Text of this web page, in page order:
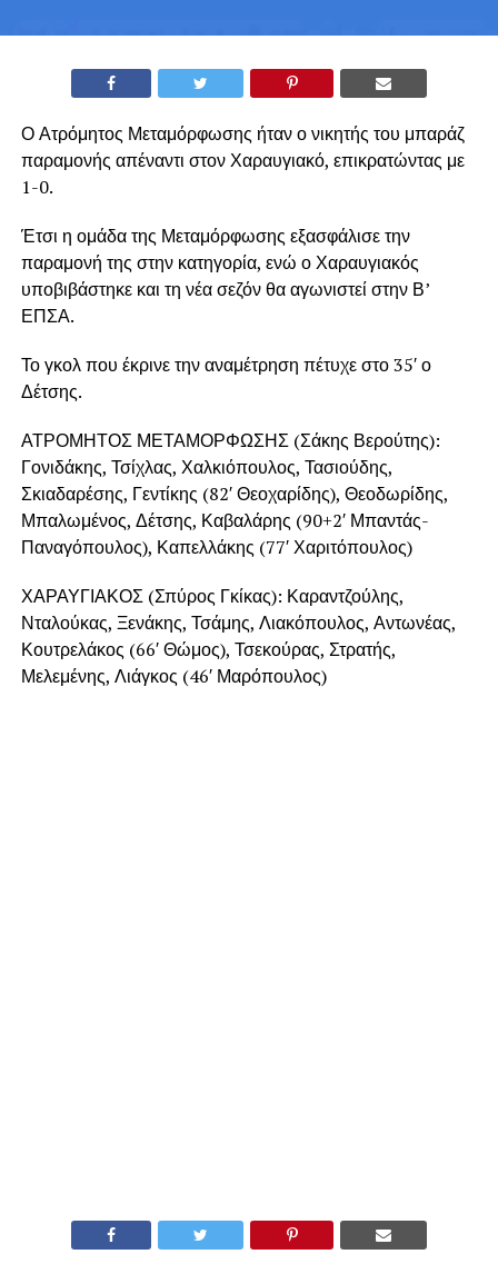
Ο Ατρόμητος Μεταμόρφωσης ήταν ο νικητής του μπαράζ
παραμονής απέναντι στον Χαραυγιακό, επικρατώντας με
1-0.
Έτσι η ομάδα της Μεταμόρφωσης εξασφάλισε την
παραμονή της στην κατηγορία, ενώ ο Χαραυγιακός
υποβιβάστηκε και τη νέα σεζόν θα αγωνιστεί στην Β’
ΕΠΣΑ.
Το γκολ που έκρινε την αναμέτρηση πέτυχε στο 35′ ο
Δέτσης.
ΑΤΡΟΜΗΤΟΣ ΜΕΤΑΜΟΡΦΩΣΗΣ (Σάκης Βερούτης):
Γονιδάκης, Τσίχλας, Χαλκιόπουλος, Τασιούδης,
Σκιαδαρέσης, Γεντίκης (82′ Θεοχαρίδης), Θεοδωρίδης,
Μπαλωμένος, Δέτσης, Καβαλάρης (90+2′ Μπαντάς-
Παναγόπουλος), Καπελλάκης (77′ Χαριτόπουλος)
ΧΑΡΑΥΓΙΑΚΟΣ (Σπύρος Γκίκας): Καραντζούλης,
Νταλούκας, Ξενάκης, Τσάμης, Λιακόπουλος, Αντωνέας,
Κουτρελάκος (66′ Θώμος), Τσεκούρας, Στρατής,
Μελεμένης, Λιάγκος (46′ Μαρόπουλος)